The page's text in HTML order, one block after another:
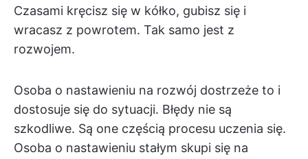
Czasami kręcisz się w kółko, gubisz się i
wracasz z powrotem. Tak samo jest z
rozwojem.
Osoba o nastawieniu na rozwój dostrzeże to i
dostosuje się do sytuacji. Błędy nie są
szkodliwe. Są one częścią procesu uczenia się.
Osoba o nastawieniu stałym skupi się na